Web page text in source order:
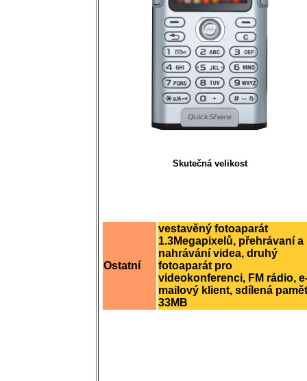
Skutečná velikost
Ostatní
vestavěný fotoaparát
1.3Megapixelů, přehrávaní a
nahrávání videa, druhý
fotoaparát pro
videokonferenci, FM rádio,
mailový klient, sdílená
33MB